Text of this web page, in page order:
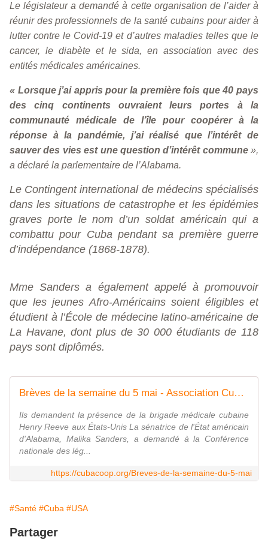
Le législateur a demandé à cette organisation de l’aider à
réunir des professionnels de la santé cubains pour aider à
lutter contre le Covid-19 et d’autres maladies telles que le
cancer, le diabète et le sida, en association avec des
entités médicales américaines.
« Lorsque j’ai appris pour la première fois que 40 pays
des cinq continents ouvraient leurs portes à la
communauté médicale de l’île pour coopérer à la
réponse à la pandémie, j’ai réalisé que l’intérêt de
sauver des vies est une question d’intérêt commune»,
a déclaré la parlementaire de l’Alabama.
Le Contingent international de médecins spécialisés
dans les situations de catastrophe et les épidémies
graves porte le nom d’un soldat américain qui a
combattu pour Cuba pendant sa première guerre
d’indépendance (1868-1878).
Mme Sanders a également appelé à promouvoir
que les jeunes Afro-Américains soient éligibles et
étudient à l’École de médecine latino-américaine de
La Havane, dont plus de 30 000 étudiants de 118
pays sont diplômés.
Brèves de la semaine du 5 mai - Association Cuba Coopération France
Ils demandent la présence de la brigade médicale cubaine
Henry Reeve aux États-Unis La sénatrice de l'État américain
d'Alabama, Malika Sanders, a demandé à la Conférence
nationale des lég...
https://cubacoop.org/Breves-de-la-semaine-du-5-mai
#Santé #Cuba #USA
Partager